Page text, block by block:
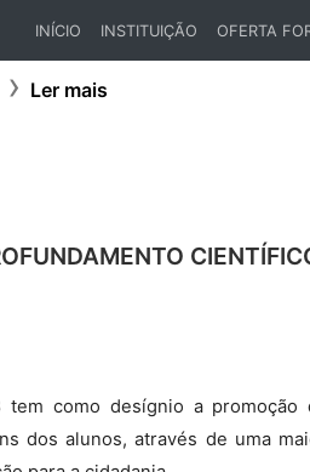
INÍCIO
INSTITUIÇÃO OFERTA
Ler mais
tem como desígnio a
dos alunos, através de uma